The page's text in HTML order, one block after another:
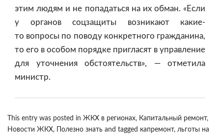
этим людям и не попадаться на их обман. «Если
у органов соцзащиты возникают какие-
то вопросы по поводу конкретного гражданина,
то его в особом порядке пригласят в управление
для уточнения обстоятельств», — отметила
министр.
This entry was posted in ЖКХ в регионах, Капитальный ремонт,
Новости ЖКХ, Полезно знать and tagged капремонт, льготы на